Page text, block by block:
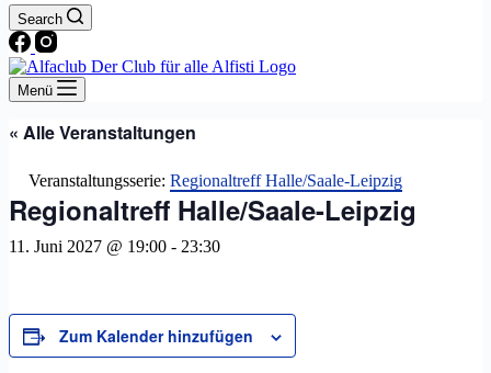
Search
Menü
« Alle Veranstaltungen
Veranstaltungsserie: Regionaltreff Halle/Saale-Leipzig
Regionaltreff Halle/Saale-Leipzig
11. Juni 2027 @ 19:00 - 23:30
Zum Kalender hinzufügen